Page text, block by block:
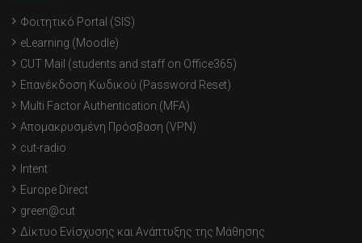
Φοιτητικό Portal (SIS)
eLearning (Moodle)
CUT Mail (students and staff on Office365)
Επανέκδοση Κωδικού (Password Reset)
Multi Factor Authentication (MFA)
Απομακρυσμένη Πρόσβαση (VPN)
cut-radio
Intent
Europe Direct
green@cut
Δίκτυο Ενίσχυσης και Ανάπτυξης της Μάθησης